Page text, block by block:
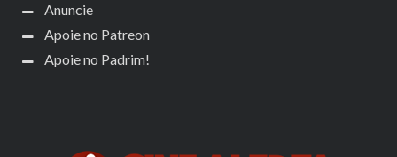
Anuncie
Apoie no Patreon
Apoie no Padrim!